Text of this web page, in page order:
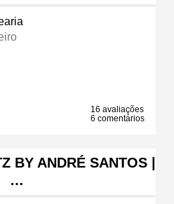
16 avaliações
6 comentários
BY ANDRÉ SANTOS |
…